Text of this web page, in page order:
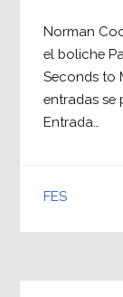
Norman
el boliche
Seconds to
entradas se
Entrada…
FES